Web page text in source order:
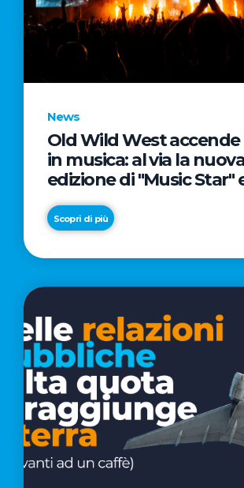
News
Old Wild West
in musica: al via la nuova
edizione di "Music Star"
prestigiose partnership
Radio Italia e Live Nation
Scopri di più